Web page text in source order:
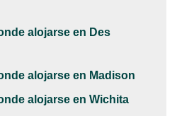
alojarse en Des
alojarse en Madison
alojarse en Wichita